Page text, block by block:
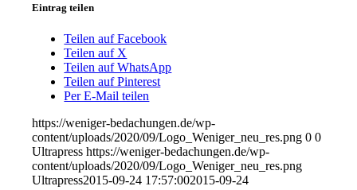
Eintrag teilen
Teilen auf Facebook
Teilen auf X
Teilen auf WhatsApp
Teilen auf Pinterest
Per E-Mail teilen
https://weniger-bedachungen.de/wp-
content/uploads/2020/09/Logo_Weniger_neu_res.png 0 0
Ultrapress https://weniger-bedachungen.de/wp-
content/uploads/2020/09/Logo_Weniger_neu_res.png
Ultrapress2015-09-24 17:57:002015-09-24